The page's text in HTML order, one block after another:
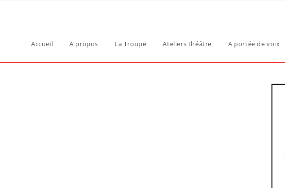
Accueil A propos La Troupe Ateliers théâtre A portée de voix